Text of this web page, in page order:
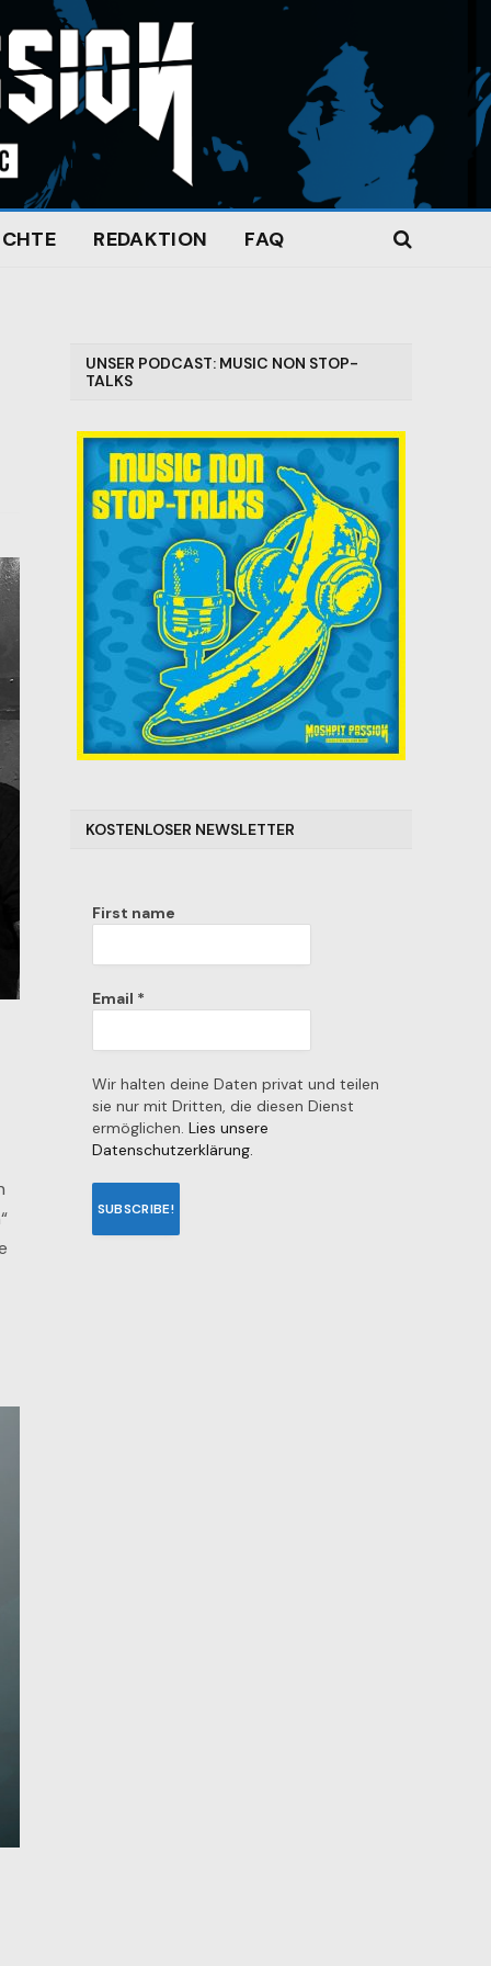
REDAKTION FAQ
UNSER PODCAST: MUSIC NON STOP-
TALKS
KOSTENLOSER NEWSLETTER
First name
Email *
Wir halten deine Daten privat und teilen
sie nur mit Dritten, die diesen Dienst
ermöglichen. Lies unsere
Datenschutzerklärung.